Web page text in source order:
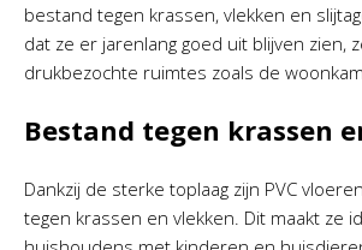
bestand tegen krassen, vlekken en
dat ze er jarenlang goed uit blijven zien,
drukbezochte ruimtes zoals de
Bestand tegen krassen
Dankzij de sterke toplaag zijn PVC
tegen krassen en vlekken. Dit maakt ze